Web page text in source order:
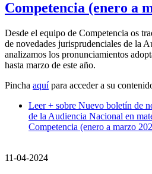
Competencia (enero a
Desde el equipo de Competencia os
de novedades jurisprudenciales de la
analizamos los pronunciamientos
hasta marzo de este año.
Pincha aquípara acceder a su
Leer + sobre Nuevo boletín de
de la Audiencia Nacional en
Competencia (enero a marzo
11-04-2024